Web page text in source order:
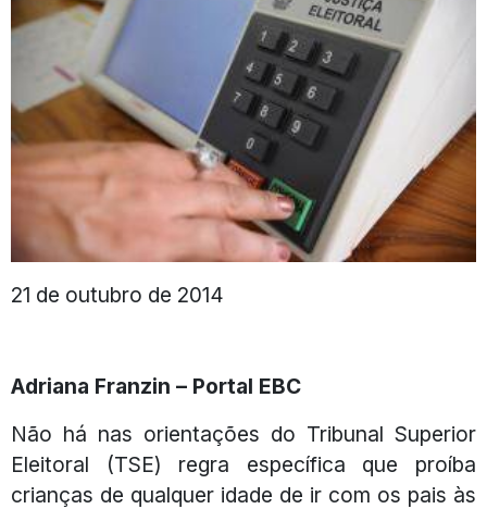
21 de outubro de 2014
Adriana Franzin – Portal EBC
Não há nas orientações do Tribunal Superior
Eleitoral (TSE) regra específica que proíba
crianças de qualquer idade de ir com os pais às